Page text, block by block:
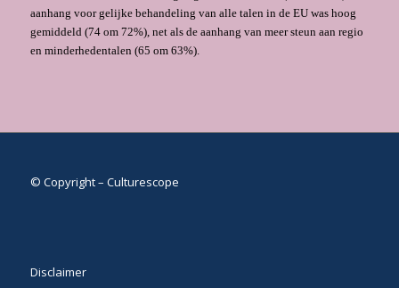
aanhang voor gelijke behandeling van alle talen in de EU was hoog
gemiddeld (74 om 72%), net als de aanhang van meer steun aan regio
en minderhedentalen (65 om 63%).
© Copyright – Culturescope
Disclaimer